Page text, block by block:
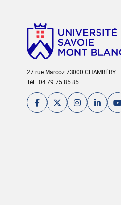
27 rue Marcoz 73000 CHAMBÉRY
Tél : 04 79 75 85 85